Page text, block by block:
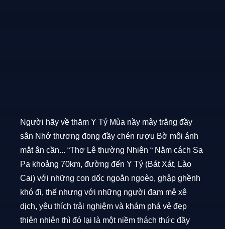
Người hãy về thăm Y Tý Mùa nầy mây trắng đầy
sân Nhớ thương đong đầy chén rượu Bờ môi ánh
mắt ân cần... “Thơ Lê thường Nhiên “ Nằm cách Sa
Pa khoảng 70km, đường đến Y Tý (Bát Xát, Lào
Cai) với những con dốc ngoằn ngoèo, ghập ghềnh
khó đi, thế nhưng với những người đam mê xê
dịch, yêu thích trải nghiệm và khám phá vẻ đẹp
thiên nhiên thì đó lại là một niềm thách thức đầy